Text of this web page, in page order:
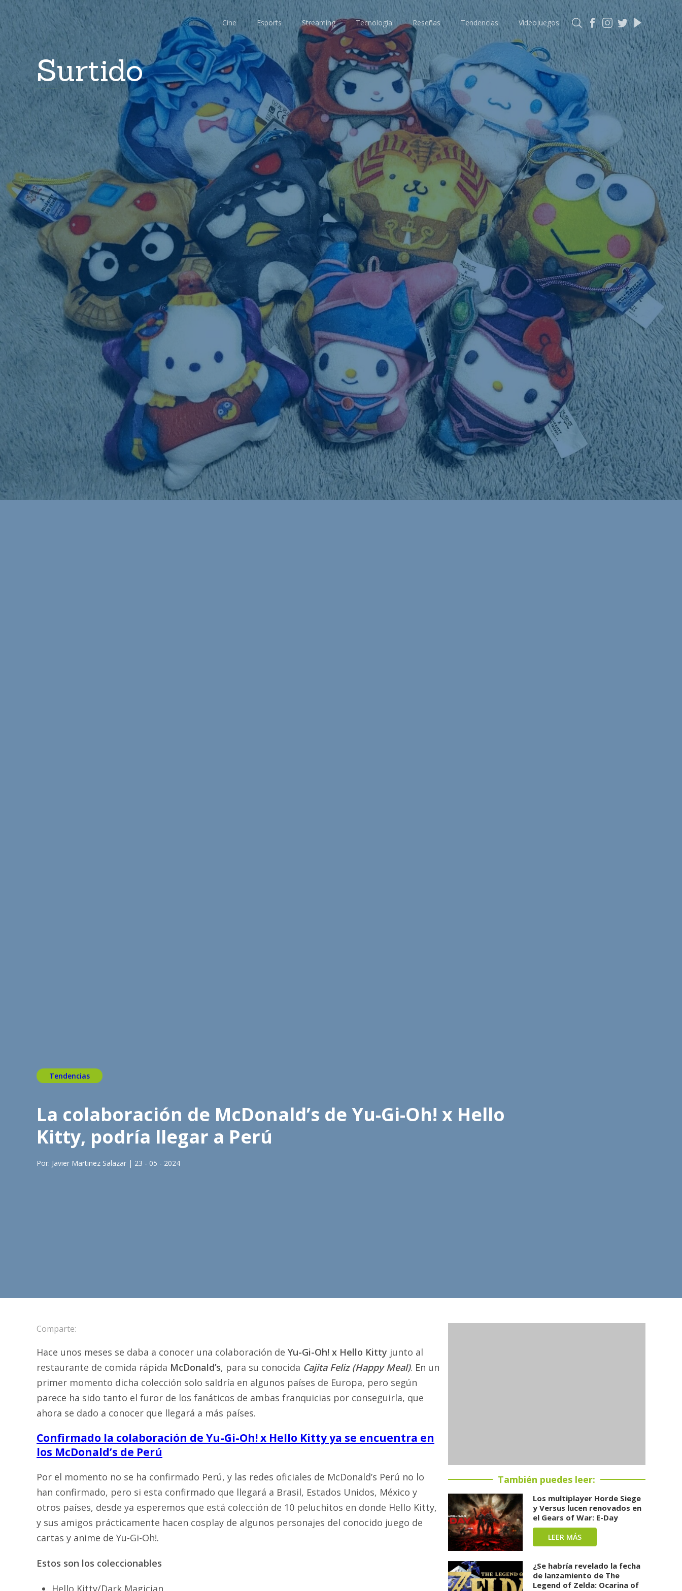
Cine Esports Streaming Tecnología Reseñas Tendencias Videojuegos
Surtido
Tendencias
La colaboración de McDonald’s de Yu-Gi-Oh! x Hello
Kitty, podría llegar a Perú
Por: Javier Martinez Salazar | 23 - 05 - 2024
Comparte:
Hace unos meses se daba a conocer una colaboración de Yu-Gi-Oh! x Hello Kitty junto al
restaurante de comida rápida McDonald’s, para su conocida Cajita Feliz (Happy Meal). En un
primer momento dicha colección solo saldría en algunos países de Europa, pero según
parece ha sido tanto el furor de los fanáticos de ambas franquicias por conseguirla, que
ahora se dado a conocer que llegará a más países.
Confirmado la colaboración de Yu-Gi-Oh! x Hello Kitty ya se encuentra en
los McDonald’s de Perú
Por el momento no se ha confirmado Perú, y las redes oficiales de McDonald’s Perú no lo
han confirmado, pero si esta confirmado que llegará a Brasil, Estados Unidos, México y
otros países, desde ya esperemos que está colección de 10 peluchitos en donde Hello Kitty,
y sus amigos prácticamente hacen cosplay de algunos personajes del conocido juego de
cartas y anime de Yu-Gi-Oh!.
Estos son los coleccionables
Hello Kitty/Dark Magician
También puedes leer:
Los multiplayer Horde Siege
y Versus lucen renovados en
el Gears of War: E-Day
LEER MÁS
¿Se habría revelado la fecha
de lanzamiento de The
Legend of Zelda: Ocarina of